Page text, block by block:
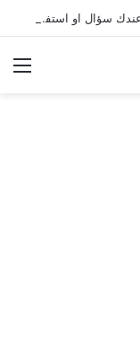
نتشرف بتلقي طلباتكم و استفسارتكم ... لو عندك سؤال او استفسار ماتدرددش فى طلب المساعدة